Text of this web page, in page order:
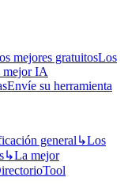
mejores gratuitosLos
mejor IA
Envíe su herramienta
general ↳Los
↳La mejor
Tool